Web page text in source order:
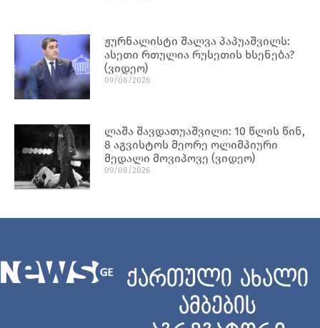
ჟურნალისტი შალვა პაპუაშვილს:
ასეთი რთულია რუსეთის ხსენება?
(ვიდეო)
09/08/2026
ლაშა შავდათუაშვილი: 10 წლის წინ,
8 აგვისტოს მეორე ოლიმპიური
მედალი მოვიპოვე (ვიდეო)
09/08/2026
ქართული ახალი
ამბების